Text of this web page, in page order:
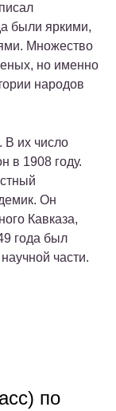
были яркими,
Множество
но именно
народов
В их число
в 1908 году.
Он
Кавказа,
года был
части.
по